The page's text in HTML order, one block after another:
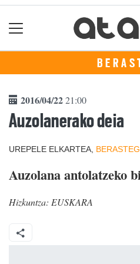
2016/04/2221:00
Auzolanerako deia
UREPELE ELKARTEA,
Auzolana antolatzeko
Hizkuntza: EUSKARA